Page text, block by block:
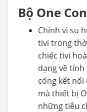
Bộ One
Chính vì su
tivi trong
chiếc tivi
dạng về tính
cổng kết
mà thiết bị
những tiêu